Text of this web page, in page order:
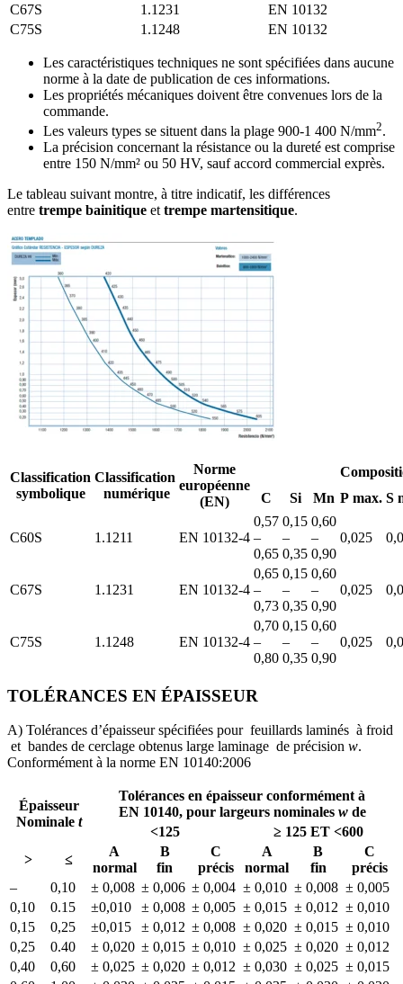
C67S
1.1231
EN 10132
C75S
1.1248 EN 10132
Les caractéristiques techniques ne sont spécifiées dans aucune
norme à la date de publication de ces informations.
Les propriétés mécaniques doivent être convenues lors de la
commande.
Les valeurs types se situent dans la plage 900-1 400 N/mm2.
La précision concernant la résistance ou la dureté est comprise
entre 150 N/mm² ou 50 HV, sauf accord commercial exprès.
Le tableau suivant montre, à titre indicatif, les différences
entre trempe bainitique et trempe martensitique.
Classification
symbolique
Classification
numérique
Norme
européenne
(EN)
C
Si Mn P max. S
C60S 1.1211 EN 10132-4
0,57
–
0,65
0,15
–
0,35
0,60
–
0,90
0,025
C67S 1.1231 EN 10132-4
0,65
–
0,73
0,15
–
0,35
0,60
–
0,90
0,025
C75S 1.1248 EN 10132-4
0,70
–
0,80
0,15
–
0,35
0,60
–
0,90
0,025
TOLÉRANCES EN ÉPAISSEUR
A) Tolérances d’épaisseur spécifiées pour feuillards laminés à froid
et bandes de cerclage obtenus large laminage de précision w.
Conformément à la norme EN 10140:2006
Épaisseur
Nominale t
Tolérances en épaisseur conformément à
EN 10140, pour largeurs nominales w de
<125
≥ 125 ET <600
>
≤
A
normal
B
fin
C
précis
A
normal
B
fin
C
précis
–
0,10 ± 0,008 ± 0,006 ± 0,004 ± 0,010 ± 0,008 ± 0,005
0,10
0.15 ±0,010 ± 0,008 ± 0,005 ± 0,015 ± 0,012 ± 0,010
0,15
0,25 ±0,015 ± 0,012 ± 0,008 ± 0,020 ± 0,015 ± 0,010
0,25
0.40 ± 0,020 ± 0,015 ± 0,010 ± 0,025 ± 0,020 ± 0,012
0,40
0,60 ± 0,025 ± 0,020 ± 0,012 ± 0,030 ± 0,025 ± 0,015